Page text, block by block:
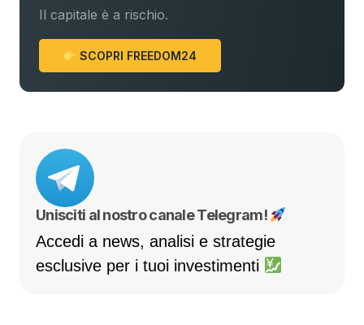
Il capitale è a rischio.
SCOPRI FREEDOM24
Unisciti al nostro canale Telegram!
Accedi a news, analisi e strategie
esclusive per i tuoi investimenti